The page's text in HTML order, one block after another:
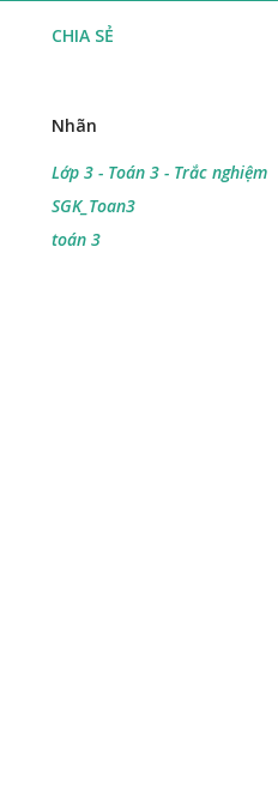
CHIA SẺ
Nhãn
Lớp 3 - Toán 3 - Trắc nghiệm
SGK_Toan3
toán 3